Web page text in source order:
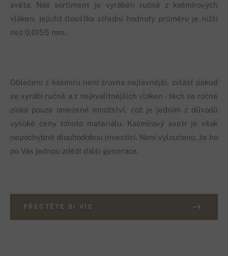
světa. Náš sortiment je vyráběn ručně z kašmírových
vláken, jejichž tloušťka střední hodnoty průměru je nižší
než 0,0155 mm.
Oblečení z kašmíru není zrovna nejlevnější, zvlášť pokud
se vyrábí ručně a z nejkvalitnějších vláken - těch se ročně
získá pouze omezené množství, což je jedním z důvodů
vysoké ceny tohoto materiálu. Kašmírový svetr je však
nepochybně dlouhodobou investicí. Není vyloučeno, že ho
po Vás jednou zdědí další generace.
PŘEČTĚTE SI VÍC